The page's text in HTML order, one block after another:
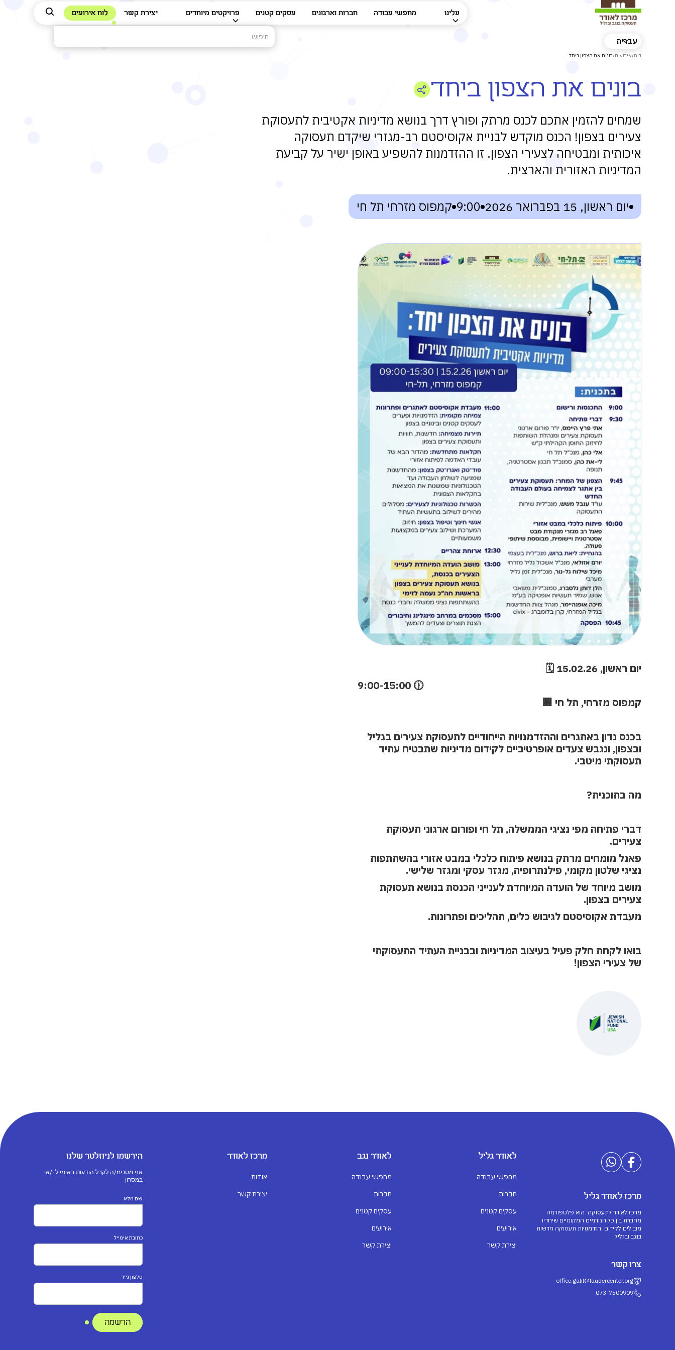
עלינו מחפשי עבודה חברות וארגונים עסקים קטנים פרויקטים מיוחדים יצירת קשר לוח אירועים
עברית
בית/אירועים/בונים את הצפון ביחד
בונים את הצפון ביחד
שמחים להזמין אתכם לכנס מרתק ופורץ דרך בנושא מדיניות אקטיבית לתעסוקת
צעירים בצפון! הכנס מוקדש לבניית אקוסיסטם רב-מגזרי שיקדם תעסוקה
איכותית ומבטיחה לצעירי הצפון. זו ההזדמנות להשפיע באופן ישיר על קביעת
המדיניות האזורית והארצית.
יום ראשון, 15 בפברואר 2026 9:00 קמפוס מזרחי תל חי
יום ראשון, 15.02.26 🗓️
9:00-15:00 🕧
קמפוס מזרחי, תל חי 🏢
בכנס נדון באתגרים וההזדמנויות הייחודיים לתעסוקת צעירים בגליל
ובצפון, ונגבש צעדים אופרטיביים לקידום מדיניות שתבטיח עתיד
תעסוקתי מיטבי.
מה בתוכנית?
דברי פתיחה מפי נציגי הממשלה, תל חי ופורום ארגוני תעסוקת
צעירים.
פאנל מומחים מרתק בנושא פיתוח כלכלי במבט אזורי בהשתתפות
נציגי שלטון מקומי, פילנתרופיה, מגזר עסקי ומגזר שלישי.
מושב מיוחד של הועדה המיוחדת לענייני הכנסת בנושא תעסוקת
צעירים בצפון.
מעבדת אקוסיסטם לגיבוש כלים, תהליכים ופתרונות.
בואו לקחת חלק פעיל בעיצוב המדיניות ובבניית העתיד התעסוקתי
של צעירי הצפון!
מרכז לאודר גליל
מרכז לאודר לתעסוקה הוא פלטפורמה
מחברת בין כל הגורמים המקומיים שיחדיו
מובילים לקידום הזדמנויות תעסוקה חדשות
בנגב ובגליל.
צרו קשר
office.galil@laudercenter.org
073-7500909
לאודר גליל
מחפשי עבודה
חברות
עסקים קטנים
אירועים
יצירת קשר
לאודר נגב
מחפשי עבודה
חברות
עסקים קטנים
אירועים
יצירת קשר
מרכז לאודר
אודות
יצירת קשר
הירשמו לניוזלטר שלנו
אני מסכימ/ה לקבל הודעות באימייל ו/או
במסרון
שם מלא
כתובת אימייל
טלפון נייד